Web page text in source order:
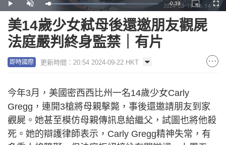
Play Unmute Loaded:
71.11%
Remaining
Time
-0:39
Picture-
in-
美14歲少女弒母後還邀朋友觀屍
法庭嚴判終身監禁｜有片
即時國際 更新時間：20:54 2024-09-22 HKT
今年3月，美國密西西比州一名14歲少女Carly
Gregg，連開3槍將母親擊斃，事後還邀請朋友到家
觀屍。她甚至模仿母親傳訊息給繼父，試圖也將他殺
死。她的辯護律師表示，Carly Gregg精神失常，有